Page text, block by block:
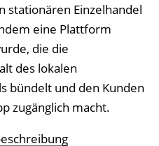
stationären Einzelhandel
eine Plattform
die die
des lokalen
bündelt und den Kunden
zugänglich macht.